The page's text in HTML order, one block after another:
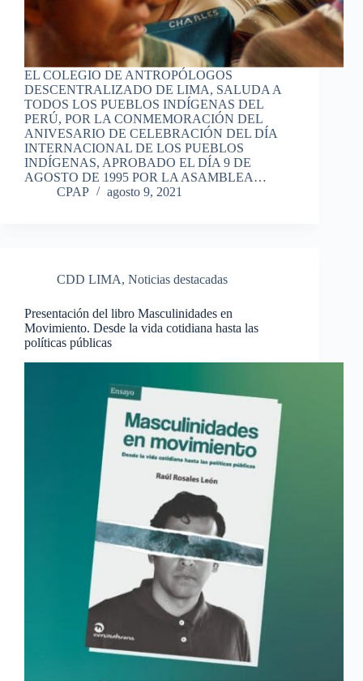
EL COLEGIO DE ANTROPÓLOGOS
DESCENTRALIZADO DE LIMA, SALUDA A
TODOS LOS PUEBLOS INDÍGENAS DEL
PERÚ, POR LA CONMEMORACIÓN DEL
ANIVESARIO DE CELEBRACIÓN DEL DÍA
INTERNACIONAL DE LOS PUEBLOS
INDÍGENAS, APROBADO EL DÍA 9 DE
AGOSTO DE 1995 POR LA ASAMBLEA…
CPAP
agosto 9, 2021
CDD LIMA, Noticias destacadas
Presentación del libro Masculinidades en
Movimiento. Desde la vida cotidiana hasta las
políticas públicas